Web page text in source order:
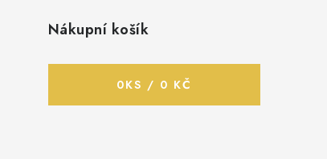
Nákupní košík
0KS / 0 KČ